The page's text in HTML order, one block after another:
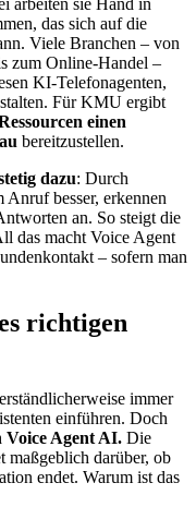
arbeiten sie Hand in
das sich auf die
Viele Branchen – von
zum Online-Handel –
KI-Telefonagenten,
Für KMU ergibt
einen
bereitzustellen.
dazu: Durch
Anruf besser, erkennen
an. So steigt die
das macht Voice Agent
– sofern man
richtigen
immer
einführen. Doch
Voice Agent AI. Die
maßgeblich darüber, ob
endet. Warum ist das